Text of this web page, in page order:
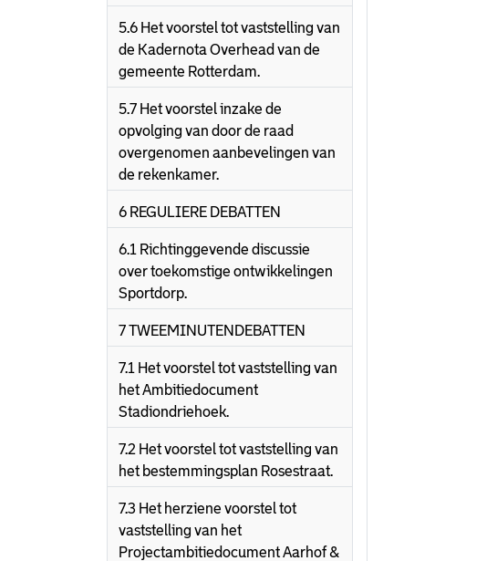
5.6 Het voorstel tot vaststelling van
de Kadernota Overhead van de
gemeente Rotterdam.
5.7 Het voorstel inzake de
opvolging van door de raad
overgenomen aanbevelingen van
de rekenkamer.
6 REGULIERE DEBATTEN
6.1 Richtinggevende discussie
over toekomstige ontwikkelingen
Sportdorp.
7 TWEEMINUTENDEBATTEN
7.1 Het voorstel tot vaststelling van
het Ambitiedocument
Stadiondriehoek.
7.2 Het voorstel tot vaststelling van
het bestemmingsplan Rosestraat.
7.3 Het herziene voorstel tot
vaststelling van het
Projectambitiedocument Aarhof &